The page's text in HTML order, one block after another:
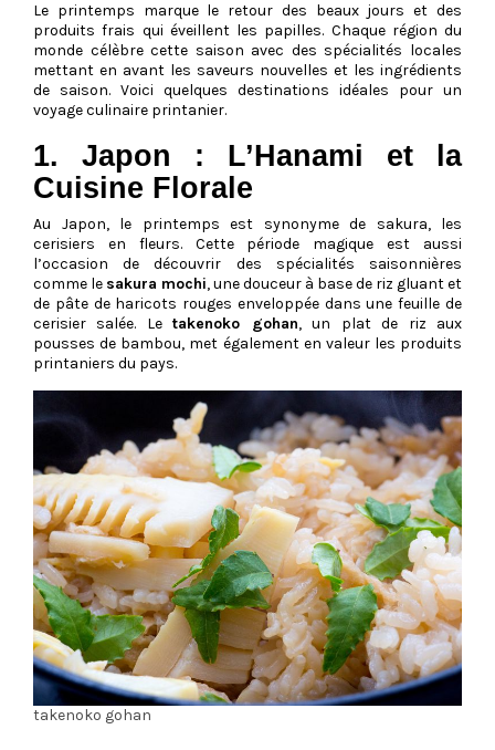
Le printemps marque le retour des beaux jours et des
produits frais qui éveillent les papilles. Chaque région du
monde célèbre cette saison avec des spécialités locales
mettant en avant les saveurs nouvelles et les ingrédients
de saison. Voici quelques destinations idéales pour un
voyage culinaire printanier.
1. Japon : L’Hanami et la
Cuisine Florale
Au Japon, le printemps est synonyme de sakura, les
cerisiers en fleurs. Cette période magique est aussi
l’occasion de découvrir des spécialités saisonnières
comme le sakura mochi, une douceur à base de riz gluant et
de pâte de haricots rouges enveloppée dans une feuille de
cerisier salée. Letakenoko gohan, un plat de riz aux
pousses de bambou, met également en valeur les produits
printaniers du pays.
takenoko gohan